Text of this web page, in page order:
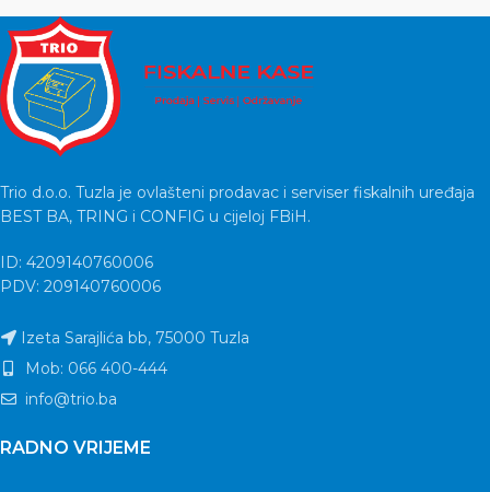
Trio d.o.o. Tuzla je ovlašteni prodavac i serviser fiskalnih uređaja
BEST BA, TRING i CONFIG u cijeloj FBiH.
ID: 4209140760006
PDV: 209140760006
Izeta Sarajlića bb, 75000 Tuzla
Mob: 066 400-444
info@trio.ba
RADNO VRIJEME